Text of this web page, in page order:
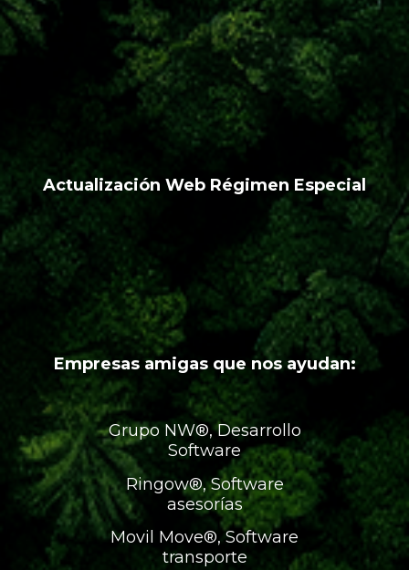
Actualización Web Régimen Especial
Empresas amigas que nos ayudan:
Grupo NW®, Desarrollo
Software
Ringow®, Software
asesorías
Movil Move®, Software
transporte